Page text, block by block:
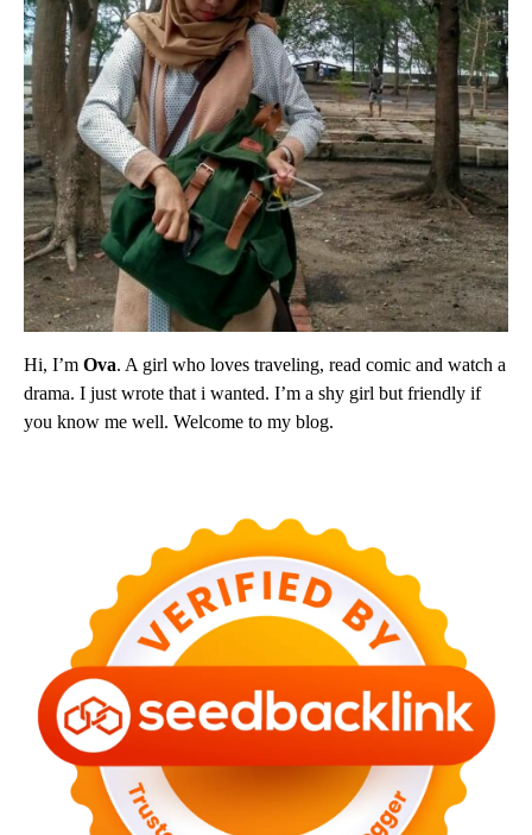
Hi, I’m Ova. A girl who loves traveling, read comic and watch a
drama. I just wrote that i wanted. I’m a shy girl but friendly if
you know me well. Welcome to my blog.